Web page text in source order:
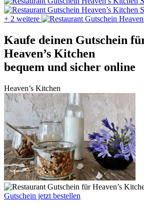
+ 2 weitere
Kaufe deinen Gutschein
Heaven’s Kitchen
bequem und sicher online
Heaven’s Kitchen
Gutschein jetzt bestellen